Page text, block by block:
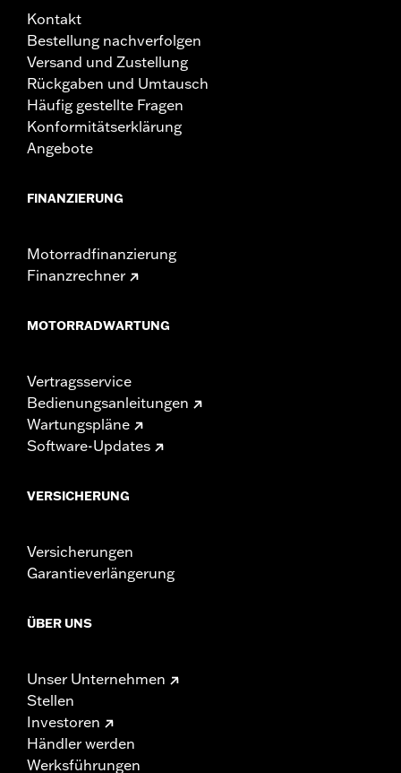
In der Box:Linke und rechte Tasche, Befestigungsteile und
Lederschutzmittel
GARANTIE: 1 year limited warranty – Go to
d.com/warranty for full details
NOTIZEN:Manche Harley-Davidson® Gepäcksysteme sind aus
Leder gefertigt. Feinleder oder andere natürliche
Materialien WERDEN mit der Zeit einen „Charakter”,
charakteristische Falten sind ein Zeichen für die
wurden. Das Auftreten von Schrammen oder Flecken
auf dem Leder ist das Ergebnis der Verwendung
Harley-Davidson® Lederschutzmittel P/N 93600034,
Kontakt
Bestellung nachverfolgen
Versand und Zustellung
Rückgaben und Umtausch
Häufig gestellte Fragen
Konformitätserklärung
Angebote
FINANZIERUNG
Motorradfinanzierung
Finanzrechner
MOTORRADWARTUNG
Vertragsservice
Bedienungsanleitungen
Wartungspläne
Software-Updates
VERSICHERUNG
Versicherungen
Garantieverlängerung
ÜBER UNS
Unser Unternehmen
Stellen
Investoren
Händler werden
Werksführungen